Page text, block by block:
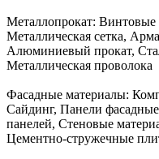
Металлопрокат: Винтовые
Металлическая сетка,
Алюминиевый прокат,
Металлическая проволока
Фасадные материалы:
Сайдинг, Панели
панелей, Стеновые
Цементно-стружечные